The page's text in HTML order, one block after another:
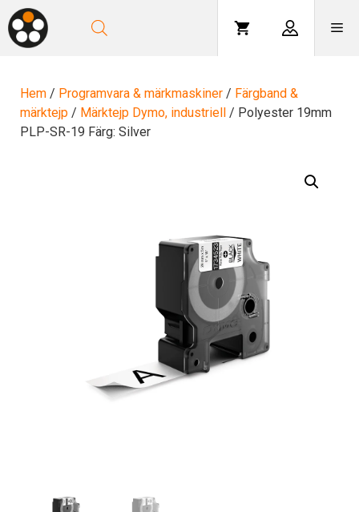
Hoppa
till
innehåll
Hem / Programvara & märkmaskiner / Färgband &
märktejp / Märktejp Dymo, industriell / Polyester 19mm
PLP-SR-19 Färg: Silver